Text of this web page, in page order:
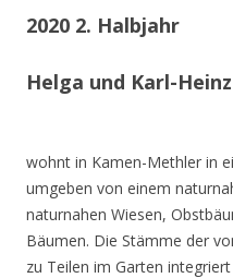
2020 2. Halbjahr
Helga und Karl-
wohnt in Kamen-Methler in
umgeben von einem
naturnahen Wiesen,
Bäumen. Die Stämme der
zu Teilen im Garten